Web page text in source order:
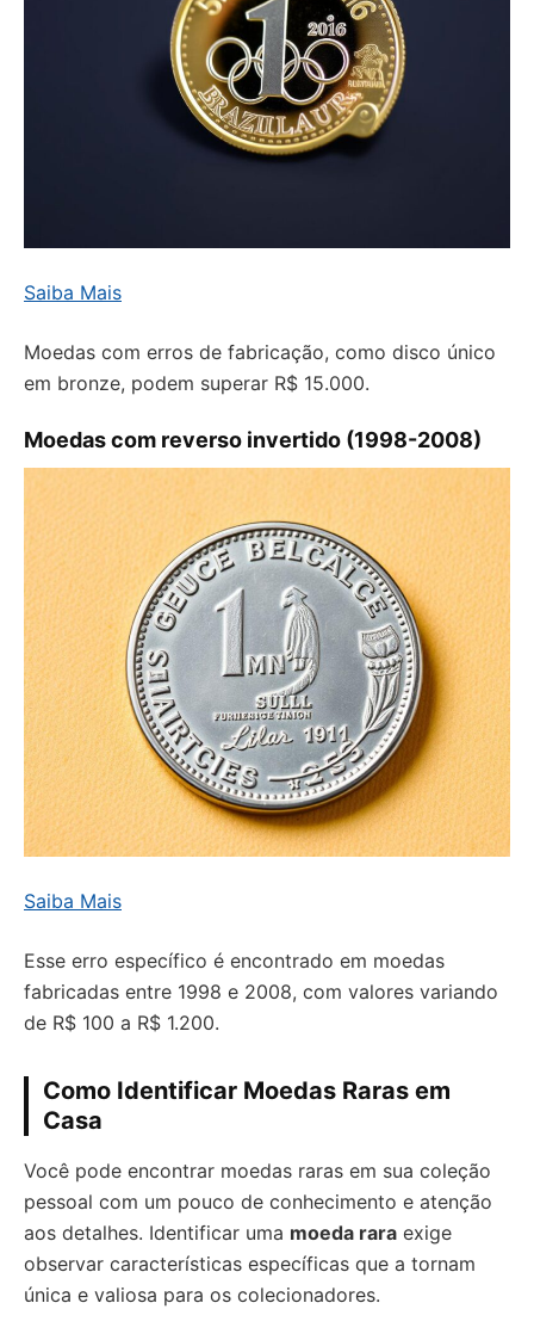
Saiba Mais
Moedas com erros de fabricação, como disco único
em bronze, podem superar R$ 15.000.
Moedas com reverso invertido (1998-2008)
Saiba Mais
Esse erro específico é encontrado em moedas
fabricadas entre 1998 e 2008, com valores variando
de R$ 100 a R$ 1.200.
Como Identificar Moedas Raras em
Casa
Você pode encontrar moedas raras em sua coleção
pessoal com um pouco de conhecimento e atenção
aos detalhes. Identificar uma moeda rara exige
observar características específicas que a tornam
única e valiosa para os colecionadores.